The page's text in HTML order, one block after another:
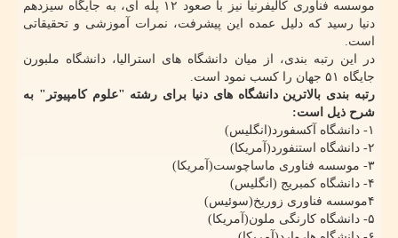
موسسه فناوری کالیفرنیا نیز با صعود ۱۲ پله ای، به جایگاه سیزدهم
دنیا رسید که دلیل عمده این پیشرفت، نمرات آموزشی و تحقیقاتی
است.
در این رتبه بندی، از میان دانشگاه های استرالیا، دانشگاه ملبورن
جایگاه ۵۱ جهان را کسب نمود است.
رتبه بندی بالاترین دانشگاه های دنیا برای رشته "علوم کامپیوتر" به
شرح ذیل است:
۱- دانشگاه آکسفورد(انگلیس)
۲- دانشگاه استنفورد(آمریکا)
۳- موسسه فناوری ماساچوست(آمریکا)
۴- دانشگاه کمبریج (انگلیس)
۴موسسه فناوری زوریخ(سوئیس)
۵- دانشگاه کارنگی ملون(آمریکا)